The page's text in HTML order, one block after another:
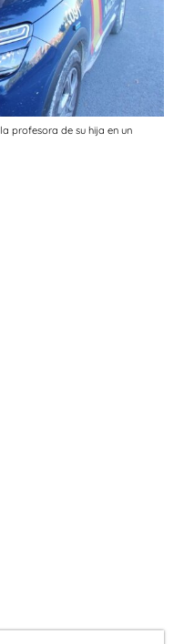
profesora de su hija en un